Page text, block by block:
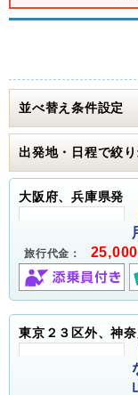
並べ替え条件設定
出発地・日程で絞
大阪府、兵庫県発
旅行代金： 25,000
東京２３区外、神